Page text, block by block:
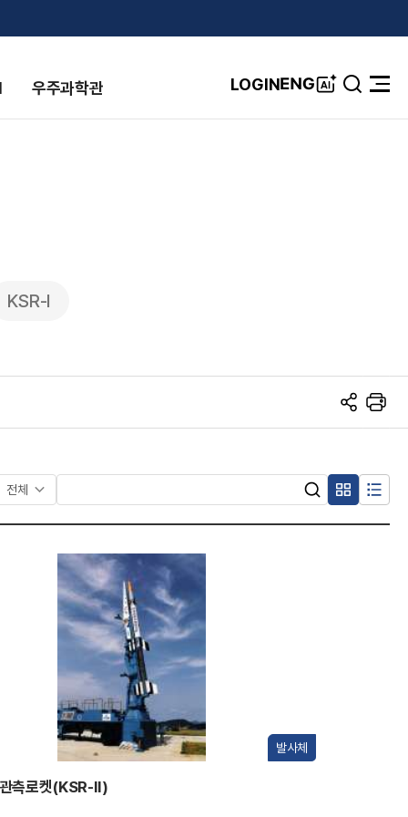
우주과학관 LOGINENG A
검
전
KSR-Ⅰ
S
N
유
프
린
색
어
입
력
검
복
목
발사체
측로켓(KSR-II)